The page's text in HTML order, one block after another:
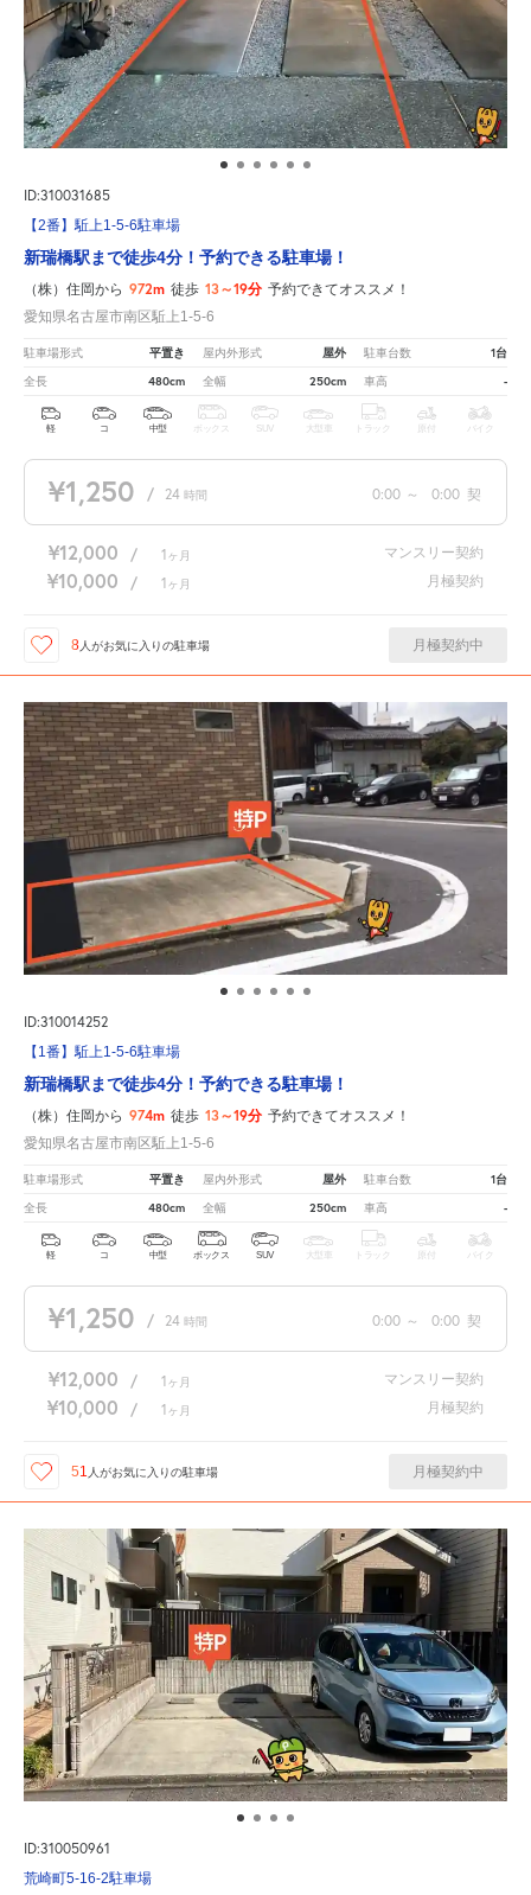
ID:310031685
【2番】駈上1-5-6駐車場
新瑞橋駅まで徒歩4分！予約できる駐車場！
（株）住岡から 972m 徒歩 13～19分 予約できてオススメ！
愛知県名古屋市南区駈上1-5-6
駐車場形式 平置き 屋内外形式 屋外 駐車台数 1台
全長 480cm 全幅 250cm 車高 -
軽 コ 中型 ボックス SUV 大型車 トラック 原付 バイク
¥1,250 / 24 時間 0:00 ～ 0:00 契
¥12,000 / 1 ヶ月 マンスリー契約
¥10,000 / 1 ヶ月 月極契約
8人がお気に入りの駐車場 月極契約中
ID:310014252
【1番】駈上1-5-6駐車場
新瑞橋駅まで徒歩4分！予約できる駐車場！
（株）住岡から 974m 徒歩 13～19分 予約できてオススメ！
愛知県名古屋市南区駈上1-5-6
駐車場形式 平置き 屋内外形式 屋外 駐車台数 1台
全長 480cm 全幅 250cm 車高 -
軽 コ 中型 ボックス SUV 大型車 トラック 原付 バイク
¥1,250 / 24 時間 0:00 ～ 0:00 契
¥12,000 / 1 ヶ月 マンスリー契約
¥10,000 / 1 ヶ月 月極契約
51 人がお気に入りの駐車場 月極契約中
ID:310050961
荒崎町5-16-2駐車場